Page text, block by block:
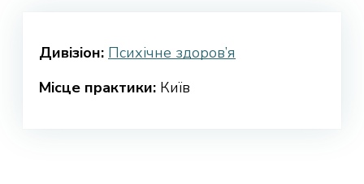
Дивізіон: Психічне здоров’я
Місце практики: Київ